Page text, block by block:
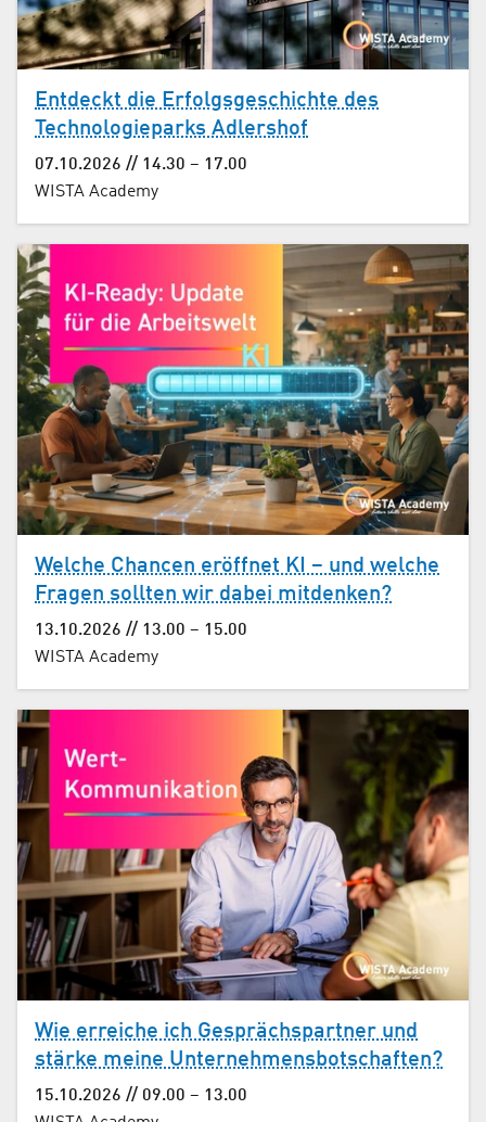
Entdeckt die Erfolgsgeschichte des
Technologieparks Adlershof
07.10.2026 // 14.30 – 17.00
WISTA Academy
Welche Chancen eröffnet KI – und welche
Fragen sollten wir dabei mitdenken?
13.10.2026 // 13.00 – 15.00
WISTA Academy
Wie erreiche ich Gesprächs­partner und
stärke meine Unternehmens­botschaften?
15.10.2026 // 09.00 – 13.00